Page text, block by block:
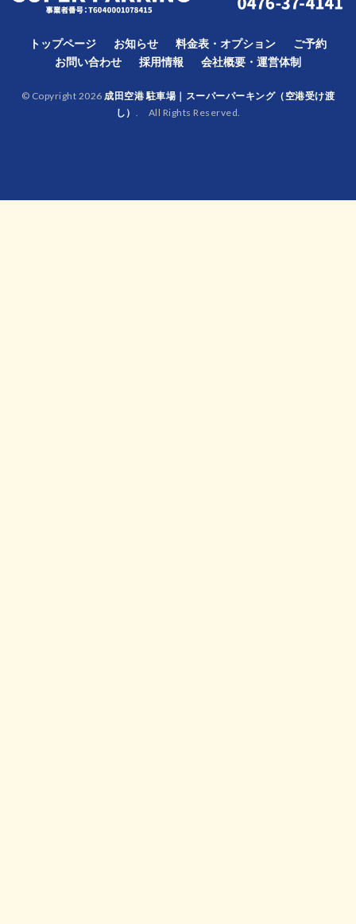
トップページ お知らせ 料金表・オプション
ご予約
お問い合わせ
採用情報 会社概要・運営体制
© Copyright 2026成田空港 駐車場｜スーパーパーキング（空港受け渡
し） . All Rights Reserved.